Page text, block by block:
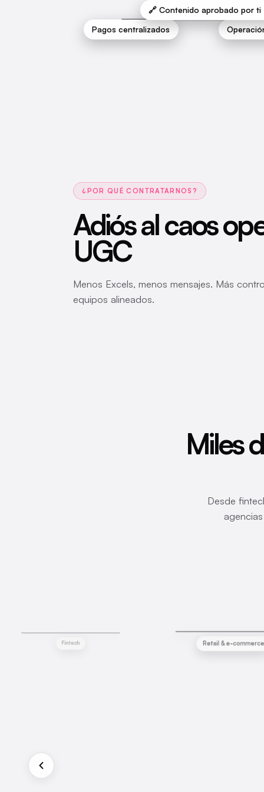
@kybzaim
Pagos centralizados
🔗 Contenido aprobado por
¿POR QUÉ CONTRATARNOS?
Adiós al caos
UGC
Menos Excels, menos mensajes. Más
equipos alineados.
Miles
Desde
Fintech Retail & e-commerce